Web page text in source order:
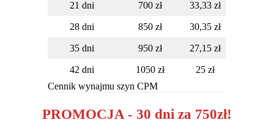
21 dni 700 zł 33,33 zł
28 dni 850 zł 30,35 zł
35 dni 950 zł 27,15 zł
42 dni 1050 zł
25 zł
Cennik wynajmu szyn CPM
PROMOCJA - 30 dni za 750zł!